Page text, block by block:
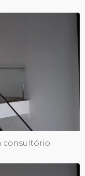
consultório